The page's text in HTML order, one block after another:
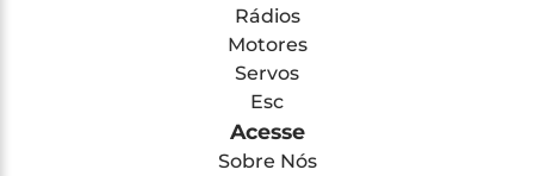
Rádios
Motores
Servos
Esc
Acesse
Sobre Nós